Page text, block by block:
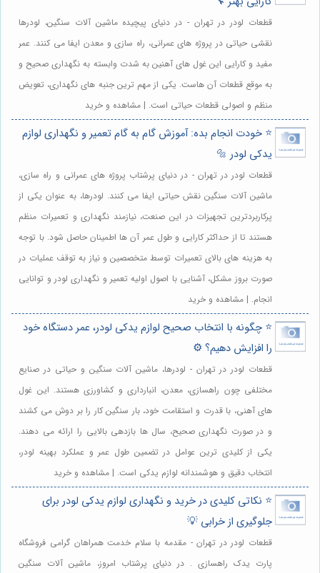
قطعات لودر در تهران - در دنیای پیچیده ماشین آلات سنگین، لودرها
نقشی حیاتی در پروژه های عمرانی، راه سازی و معدن ایفا می کنند. عمر
مفید و کارایی این غول های آهنین به شدت وابسته به نگهداری صحیح و
به موقع قطعات آن هاست. یکی از مهم ترین جنبه های نگهداری، تعویض
منظم و اصولی قطعات حیاتی است. | مشاهده و خرید
⭐️ خودت انجام بده: آموزش گام به گام تعمیر و نگهداری لوازم
یدکی لودر 🔩
قطعات لودر در تهران - در دنیای پرشتاب پروژه های عمرانی و راه سازی،
ماشین آلات سنگین نقش حیاتی ایفا می کنند. لودرها، به عنوان یکی از
پرکاربردترین تجهیزات در این صنعت، نیازمند نگهداری و تعمیرات منظم
هستند تا از حداکثر کارایی و طول عمر آن ها اطمینان حاصل شود. با توجه
به هزینه های بالای تعمیرات توسط متخصصین و نیاز به توقف عملیات در
صورت بروز مشکل، آشنایی با اصول اولیه تعمیر و نگهداری لودر و توانایی
انجام. | مشاهده و خرید
⭐️ چگونه با انتخاب صحیح لوازم یدکی لودر، عمر دستگاه خود
را افزایش دهیم؟ ⚙️
قطعات لودر در تهران - لودرها، ماشین آلات سنگین و حیاتی در صنایع
مختلفی چون راهسازی، معدن، انبارداری و کشاورزی هستند. این غول
های آهنی، با قدرت و استقامت خود، بار سنگین کار را بر دوش می کشند
و در صورت نگهداری صحیح، سال ها بازدهی بالایی را ارائه می دهند.
یکی از کلیدی ترین عوامل در تضمین طول عمر و عملکرد بهینه لودر،
انتخاب دقیق و هوشمندانه لوازم یدکی است. | مشاهده و خرید
⭐️ نکاتی کلیدی در خرید و نگهداری لوازم یدکی لودر برای
جلوگیری از خرابی 💡
قطعات لودر در تهران - مقدمه با سلام خدمت همراهان گرامی فروشگاه
پارت یدک راهسازی . در دنیای پرشتاب امروز، ماشین آلات سنگین